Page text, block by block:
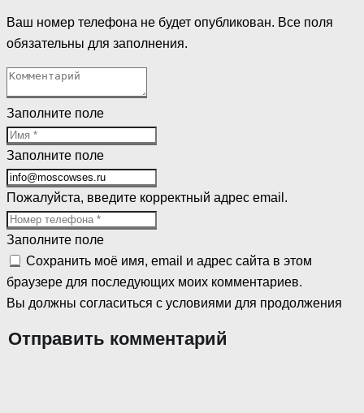
Ваш номер телефона не будет опубликован. Все поля
обязательны для заполнения.
Заполните поле
Заполните поле
Пожалуйста, введите корректный адрес email.
Заполните поле
Сохранить моё имя, email и адрес сайта в этом
браузере для последующих моих комментариев.
Вы должны согласиться с условиями для продолжения
Отправить комментарий